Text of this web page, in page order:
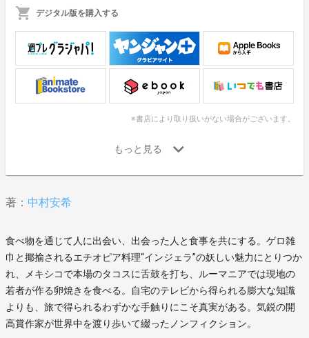
デジタル版を購入する
※書店により取り扱いがない場合がございます。
著： 中村安希
食べ物を通じて人に出会い、出会った人と食事を共にする。ゲロ雑
巾と揶揄されるエチオピア料理“インジェラ”の妖しい魅力にとりつか
れ、メキシコで本場のタコスに舌鼓を打ち、ルーマニアでは現地の
若者が作る卵焼きを食べる。自宅のテレビから得られる膨大な知識
よりも、旅で得られるわずかな手触りにこそ真実がある。気鋭の開
高賞作家が世界中を渡り歩いて綴ったノンフィクション。